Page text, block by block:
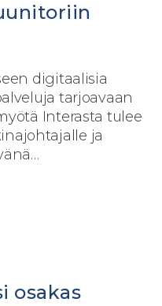
digitaalisia
tarjoavaan
Interasta tulee
ja
osakas